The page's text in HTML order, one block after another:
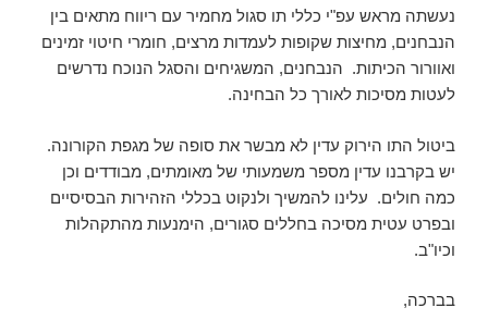
נעשתה מראש עפ"י כללי תו סגול מחמיר עם ריווח מתאים בין
הנבחנים, מחיצות שקופות לעמדות מרצים, חומרי חיטוי זמינים
ואוורור הכיתות. הנבחנים, המשגיחים והסגל הנוכח נדרשים
לעטות מסיכות לאורך כל הבחינה.
ביטול התו הירוק עדין לא מבשר את סופה של מגפת הקורונה.
יש בקרבנו עדין מספר משמעותי של מאומתים, מבודדים וכן
כמה חולים. עלינו להמשיך ולנקוט בכללי הזהירות הבסיסיים
ובפרט עטית מסיכה בחללים סגורים, הימנעות מהתקהלות
וכיו"ב.
בברכה,